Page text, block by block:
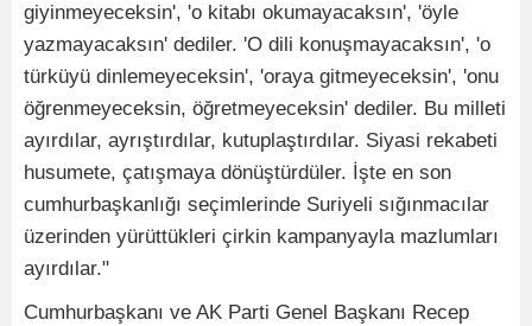
giyinmeyeceksin', 'o kitabı okumayacaksın', 'öyle
yazmayacaksın' dediler. 'O dili konuşmayacaksın', 'o
türküyü dinlemeyeceksin', 'oraya gitmeyeceksin', 'onu
öğrenmeyeceksin, öğretmeyeceksin' dediler. Bu milleti
ayırdılar, ayrıştırdılar, kutuplaştırdılar. Siyasi rekabeti
husumete, çatışmaya dönüştürdüler. İşte en son
cumhurbaşkanlığı seçimlerinde Suriyeli sığınmacılar
üzerinden yürüttükleri çirkin kampanyayla mazlumları
ayırdılar."
Cumhurbaşkanı ve AK Parti Genel Başkanı Recep